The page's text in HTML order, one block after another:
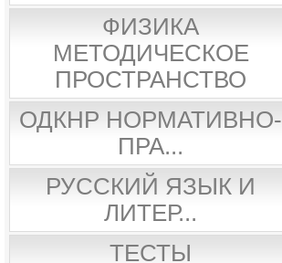
ФИЗИКА
МЕТОДИЧЕСКОЕ
ПРОСТРАНСТВО
ОДКНР НОРМАТИВНО-
ПРА...
РУССКИЙ ЯЗЫК И
ЛИТЕР...
ТЕСТЫ